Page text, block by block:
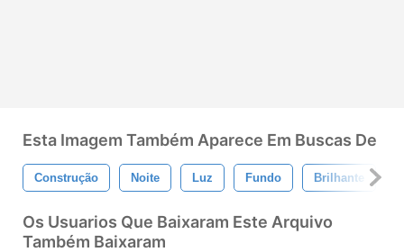
Esta Imagem Também Aparece Em Buscas De
Construção Noite Luz Fundo Brilhante
Os Usuarios Que Baixaram Este Arquivo
Também Baixaram